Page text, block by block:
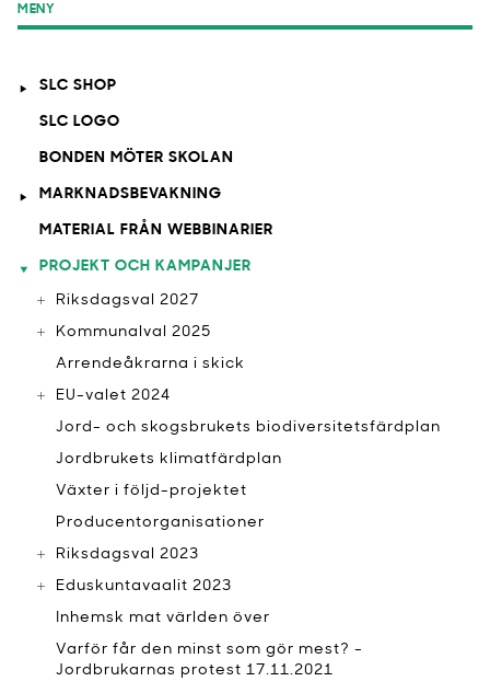
MENY
SLC SHOP
SLC LOGO
BONDEN MÖTER SKOLAN
MARKNADSBEVAKNING
MATERIAL FRÅN WEBBINARIER
PROJEKT OCH KAMPANJER
Riksdagsval 2027
Kommunalval 2025
Arrendeåkrarna i skick
EU-valet 2024
Jord- och skogsbrukets biodiversitetsfärdplan
Jordbrukets klimatfärdplan
Växter i följd-projektet
Producentorganisationer
Riksdagsval 2023
Eduskuntavaalit 2023
Inhemsk mat världen över
Varför får den minst som gör mest? -
Jordbrukarnas protest 17.11.2021